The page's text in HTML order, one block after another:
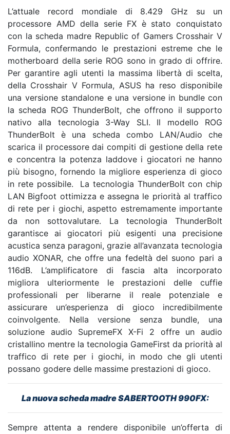
L’attuale record mondiale di 8.429 GHz su un
processore AMD della serie FX è stato conquistato
con la scheda madre Republic of Gamers Crosshair V
Formula, confermando le prestazioni estreme che le
motherboard della serie ROG sono in grado di offrire.
Per garantire agli utenti la massima libertà di scelta,
della Crosshair V Formula, ASUS ha reso disponibile
una versione standalone e una versione in bundle con
la scheda ROG ThunderBolt, che offrono il supporto
nativo alla tecnologia 3-Way SLI. Il modello ROG
ThunderBolt è una scheda combo LAN/Audio che
scarica il processore dai compiti di gestione della rete
e concentra la potenza laddove i giocatori ne hanno
più bisogno, fornendo la migliore esperienza di gioco
in rete possibile. La tecnologia ThunderBolt con chip
LAN Bigfoot ottimizza e assegna le priorità al traffico
di rete per i giochi, aspetto estremamente importante
da non sottovalutare. La tecnologia ThunderBolt
garantisce ai giocatori più esigenti una precisione
acustica senza paragoni, grazie all’avanzata tecnologia
audio XONAR, che offre una fedeltà del suono pari a
116dB. L’amplificatore di fascia alta incorporato
migliora ulteriormente le prestazioni delle cuffie
professionali per liberarne il reale potenziale e
assicurare un’esperienza di gioco incredibilmente
coinvolgente. Nella versione senza bundle, una
soluzione audio SupremeFX X-Fi 2 offre un audio
cristallino mentre la tecnologia GameFirst da priorità al
traffico di rete per i giochi, in modo che gli utenti
possano godere delle massime prestazioni di gioco.
La nuova scheda madre SABERTOOTH 990FX:
Sempre attenta a rendere disponibile un’offerta di